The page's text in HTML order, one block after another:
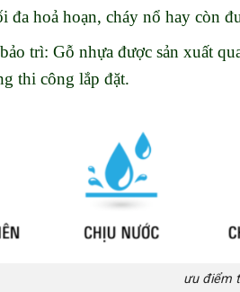
đa hoả hoạn, cháy nổ hay còn
trì: Gỗ nhựa được sản xuất
thi công lắp đặt.
ưu điểm